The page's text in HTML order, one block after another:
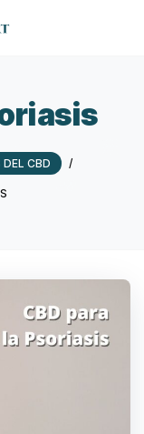
DEL CBD /